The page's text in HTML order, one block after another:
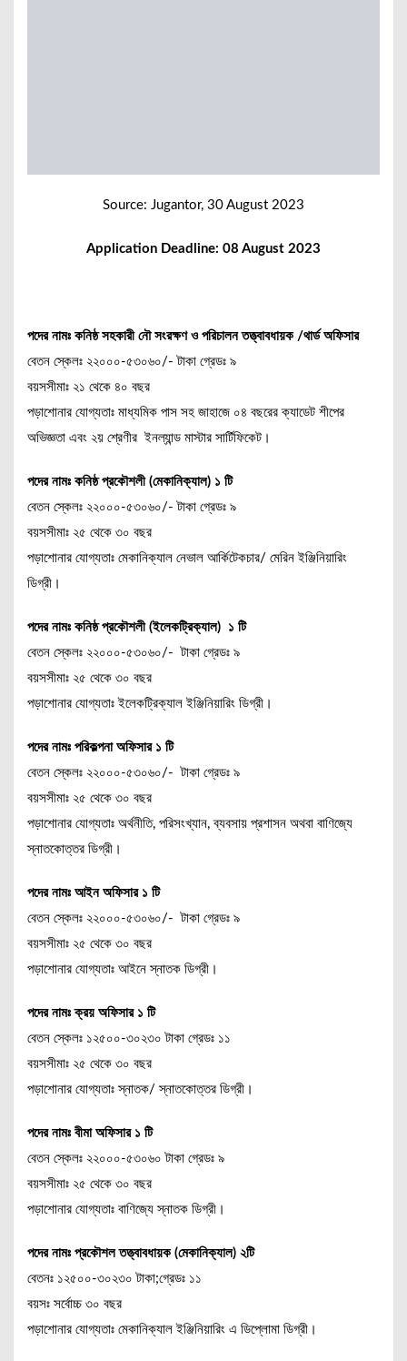
Source: Jugantor, 30 August 2023
Application Deadline: 08 August 2023
পদের নামঃ কনিষ্ঠ সহকারী নৌ সংরক্ষণ ও পরিচালন তত্ত্বাবধায়ক /থার্ড অফিসার
বেতন স্কেলঃ ২২০০০-৫৩০৬০/- টাকা গ্রেডঃ ৯
বয়সসীমাঃ ২১ থেকে ৪০ বছর
পড়াশোনার যোগ্যতাঃ মাধ্যমিক পাস সহ জাহাজে ০৪ বছরের ক্যাডেট শীপের
অভিজ্ঞতা এবং ২য় শ্রেণীর ইনল্যান্ড মাস্টার সার্টিফিকেট।
পদের নামঃ কনিষ্ঠ প্রকৌশলী (মেকানিক্যাল) ১ টি
বেতন স্কেলঃ ২২০০০-৫৩০৬০/- টাকা গ্রেডঃ ৯
বয়সসীমাঃ ২৫ থেকে ৩০ বছর
পড়াশোনার যোগ্যতাঃ মেকানিক্যাল নেভাল আর্কিটেকচার/ মেরিন ইঞ্জিনিয়ারিং
ডিগ্রী।
পদের নামঃ কনিষ্ঠ প্রকৌশলী (ইলেকট্রিক্যাল) ১ টি
বেতন স্কেলঃ ২২০০০-৫৩০৬০/- টাকা গ্রেডঃ ৯
বয়সসীমাঃ ২৫ থেকে ৩০ বছর
পড়াশোনার যোগ্যতাঃ ইলেকট্রিক্যাল ইঞ্জিনিয়ারিং ডিগ্রী।
পদের নামঃ পরিকল্পনা অফিসার ১ টি
বেতন স্কেলঃ ২২০০০-৫৩০৬০/- টাকা গ্রেডঃ ৯
বয়সসীমাঃ ২৫ থেকে ৩০ বছর
পড়াশোনার যোগ্যতাঃ অর্থনীতি, পরিসংখ্যান, ব্যবসায় প্রশাসন অথবা বাণিজ্যে
স্নাতকোত্তর ডিগ্রী।
পদের নামঃ আইন অফিসার ১ টি
বেতন স্কেলঃ ২২০০০-৫৩০৬০/- টাকা গ্রেডঃ ৯
বয়সসীমাঃ ২৫ থেকে ৩০ বছর
পড়াশোনার যোগ্যতাঃ আইনে স্নাতক ডিগ্রী।
পদের নামঃ ক্রয় অফিসার ১ টি
বেতন স্কেলঃ ১২৫০০-৩০২৩০ টাকা গ্রেডঃ ১১
বয়সসীমাঃ ২৫ থেকে ৩০ বছর
পড়াশোনার যোগ্যতাঃ স্নাতক/ স্নাতকোত্তর ডিগ্রী।
পদের নামঃ বীমা অফিসার ১ টি
বেতন স্কেলঃ ২২০০০-৫৩০৬০ টাকা গ্রেডঃ ৯
বয়সসীমাঃ ২৫ থেকে ৩০ বছর
পড়াশোনার যোগ্যতাঃ বাণিজ্যে স্নাতক ডিগ্রী।
পদের নামঃ প্রকৌশল তত্ত্বাবধায়ক (মেকানিক্যাল) ২টি
বেতনঃ ১২৫০০-৩০২৩০ টাকা;গ্রেডঃ ১১
বয়সঃ সর্বোচ্চ ৩০ বছর
পড়াশোনার যোগ্যতাঃ মেকানিক্যাল ইঞ্জিনিয়ারিং এ ডিপ্লোমা ডিগ্রী।